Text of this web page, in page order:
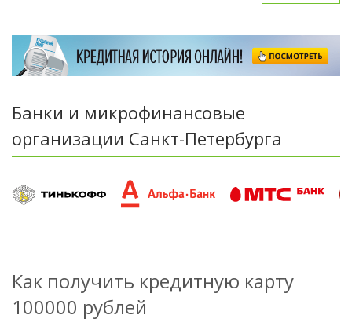
Банки и микрофинансовые
организации Санкт-Петербурга
Как получить кредитную карту
100000 рублей